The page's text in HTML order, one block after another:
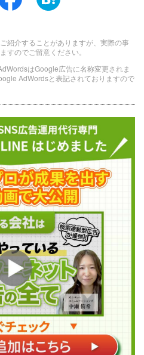
紹介することがありますが、実際の事
すのでご留意ください。
はGoogle広告に名称変更されま
AdWordsと表記されておりますので